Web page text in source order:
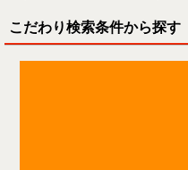
こだわり検索条件から探す